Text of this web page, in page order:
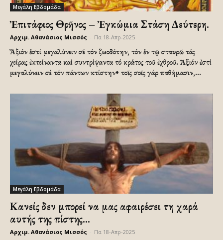
Μεγάλη Εβδομάδα
Ἐπιτάφιος Θρῆνος – Ἐγκώμια Στάση Δεύτερη.
Αρχιμ. Αθανάσιος Μισσός Πα 18-Απρ-2025
Ἄξιόν ἐστί μεγαλύνειν σέ τόν ζωοδότην, τόν ἐν τῷ σταυρῶ τάς
χείρας ἐκτείναντα καί συντρίψαντα τό κράτος τοῦ ἐχθροῦ. Ἄξιόν ἐστί
μεγαλύνειν σέ τόν πάντων κτίστην• τοῖς σοῖς γάρ παθήμασιν,...
Μεγάλη Εβδομάδα
Κανείς δεν μπορεί να μας αφαιρέσει τη χαρά
αυτής της πίστης…
Αρχιμ. Αθανάσιος Μισσός Πα 18-Απρ-2025